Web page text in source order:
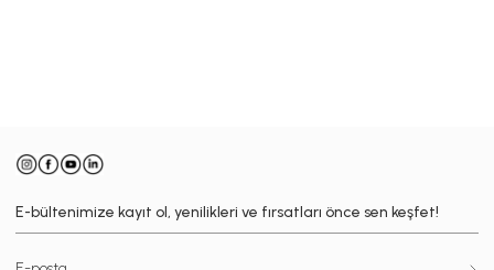
E-bültenimize kayıt ol, yenilikleri ve fırsatları önce sen keşfet!